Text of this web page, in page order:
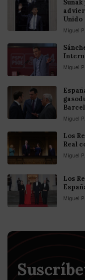
Unido
Miguel
Miguel
Miguel
Los
Real
Miguel
Los
Miguel